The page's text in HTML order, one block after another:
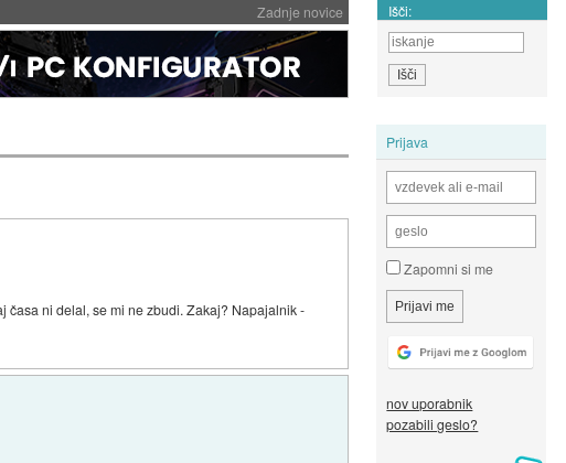
Zadnje novice Išči:
Prijava
Zapomni si me
nov uporabnik
pozabili geslo?
časa ni delal, se mi ne zbudi. Zakaj? Napajalnik -